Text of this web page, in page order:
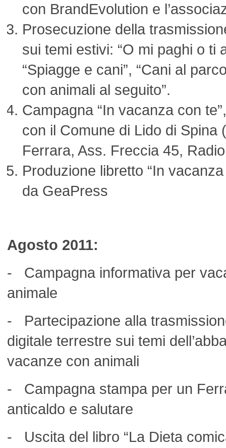
con BrandEvolution e
Prosecuzione della
sui temi estivi: “O mi paghi o ti
“Spiagge e cani”, “Cani al
con animali al seguito”.
Campagna “In vacanza con
con il Comune di Lido di Spina
Ferrara, Ass. Freccia 45,
Produzione libretto “In
da GeaPress
Agosto 2011:
- Campagna informativa per
animale
- Partecipazione alla
digitale terrestre sui temi
vacanze con animali
- Campagna stampa per un
anticaldo e salutare
- Uscita del libro “La Dieta